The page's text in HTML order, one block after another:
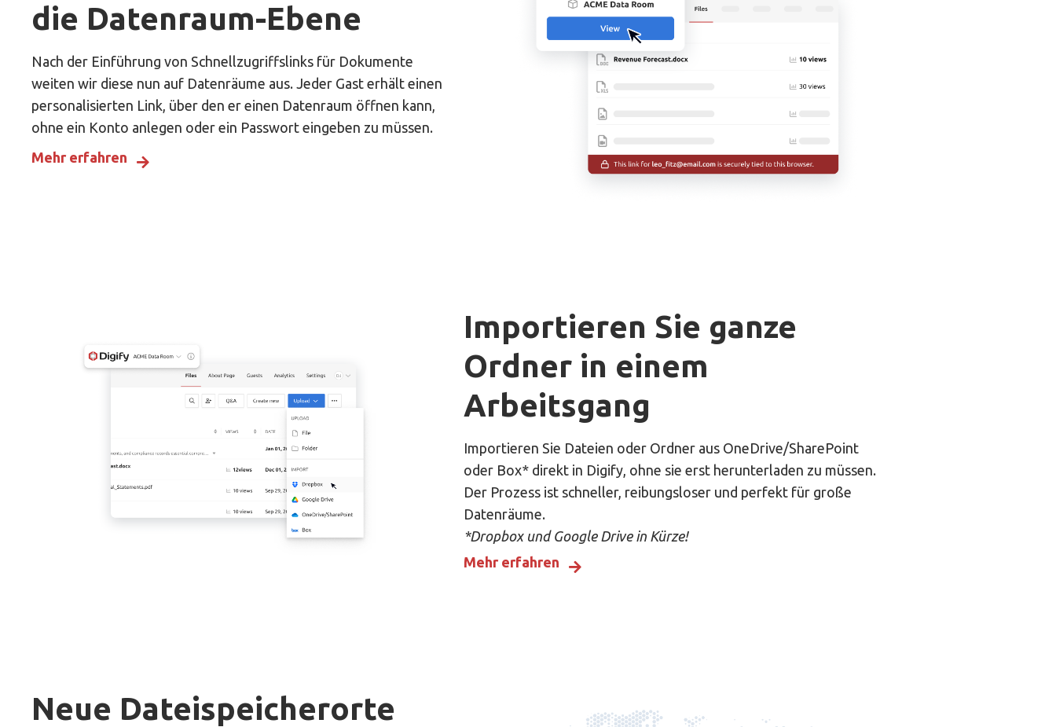
die Datenraum-Ebene
Nach der Einführung von Schnellzugriffslinks für Dokumente
weiten wir diese nun auf Datenräume aus. Jeder Gast erhält einen
personalisierten Link, über den er einen Datenraum öffnen kann,
ohne ein Konto anlegen oder ein Passwort eingeben zu müssen.
Mehr erfahren
Importieren Sie ganze
Ordner in einem
Arbeitsgang
Importieren Sie Dateien oder Ordner aus OneDrive/SharePoint
oder Box* direkt in Digify, ohne sie erst herunterladen zu müssen.
Der Prozess ist schneller, reibungsloser und perfekt für große
Datenräume.
*Dropbox und Google Drive in Kürze!
Mehr erfahren
Neue Dateispeicherorte